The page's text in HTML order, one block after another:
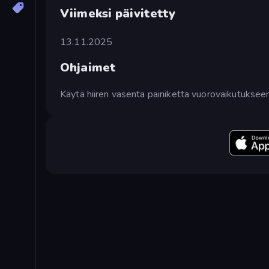
Viimeksi päivitetty
13.11.2025
Ohjaimet
Käytä hiiren vasenta painiketta